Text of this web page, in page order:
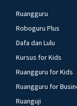
Ruangguru
Roboguru Plus
Dafa dan Lulu
Kursus for Kids
Ruangguru for Kids
Ruangguru for
Ruanguji